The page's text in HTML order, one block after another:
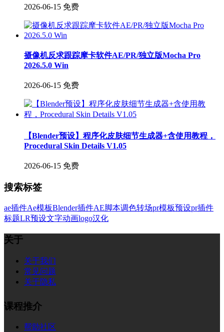
2026-06-15 免费
摄像机反求跟踪摩卡软件AE/PR/独立版Mocha Pro
2026.5.0 Win
2026-06-15 免费
【Blender预设】程序化皮肤细节生成器+含使用教程，
Procedural Skin Details V1.05
2026-06-15 免费
搜索标签
ae插件Ae模板Blender插件AE脚本调色转场pr模板预设pr插件
标题LR预设文字动画logo汉化
关于
关于我们
常见问题
关于隐私
课程推介
帮助社区